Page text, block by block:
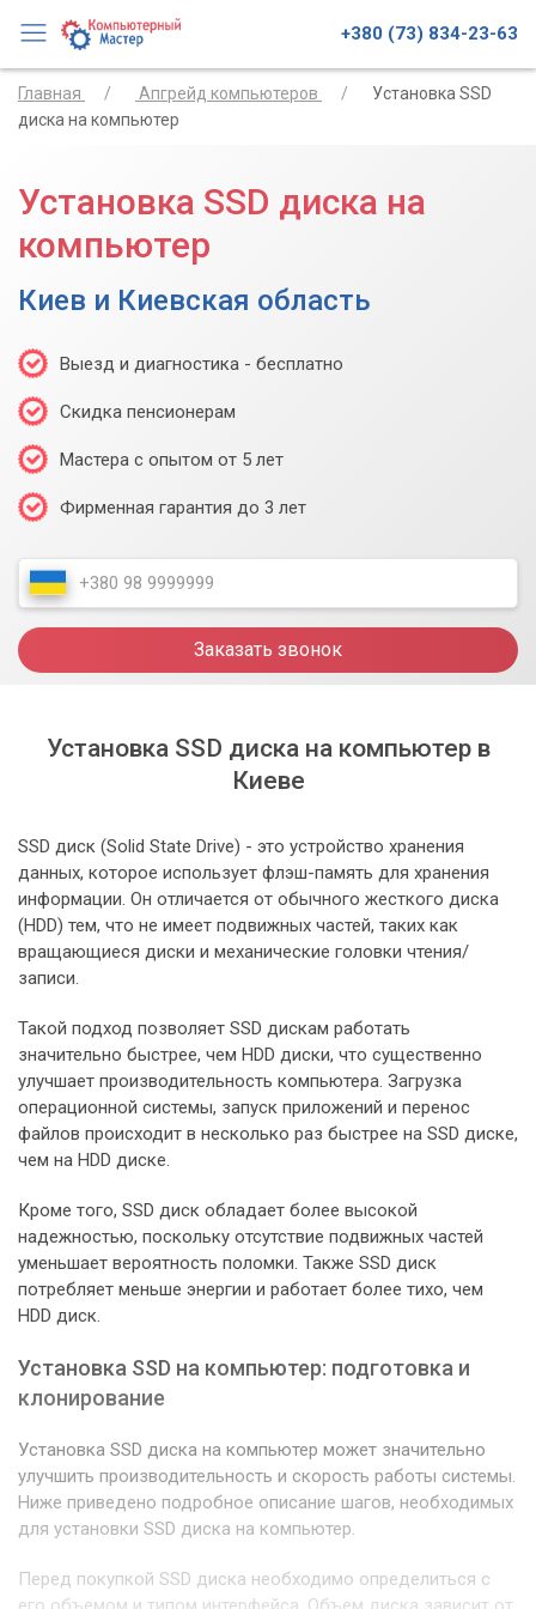
+380 (73) 834-23-63
Главная Апгрейд компьютеров
Установка SSD
диска на компьютер
Установка SSD диска на
компьютер
Киев и Киевская область
Выезд и диагностика - бесплатно
Скидка пенсионерам
Мастера с опытом от 5 лет
Фирменная гарантия до 3 лет
Заказать звонок
Установка SSD диска на компьютер в
Киеве
SSD диск (Solid State Drive) - это устройство хранения
данных, которое использует флэш-память для хранения
информации. Он отличается от обычного жесткого диска
(HDD) тем, что не имеет подвижных частей, таких как
вращающиеся диски и механические головки чтения/
записи.
Такой подход позволяет SSD дискам работать
значительно быстрее, чем HDD диски, что существенно
улучшает производительность компьютера. Загрузка
операционной системы, запуск приложений и перенос
файлов происходит в несколько раз быстрее на SSD диске,
чем на HDD диске.
Кроме того, SSD диск обладает более высокой
надежностью, поскольку отсутствие подвижных частей
уменьшает вероятность поломки. Также SSD диск
потребляет меньше энергии и работает более тихо, чем
HDD диск.
Установка SSD на компьютер: подготовка и
клонирование
Установка SSD диска на компьютер может значительно
улучшить производительность и скорость работы системы.
Ниже приведено подробное описание шагов, необходимых
для установки SSD диска на компьютер.
Перед покупкой SSD диска необходимо определиться с